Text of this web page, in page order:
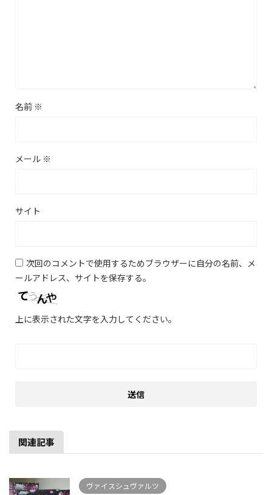
名前 ※
メール ※
サイト
次回のコメントで使用するためブラウザーに自分の名前、メ
ールアドレス、サイトを保存する。
上に表示された文字を入力してください。
関連記事
ヴァイスシュヴァルツ